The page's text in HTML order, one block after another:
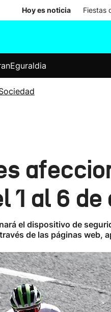
Hoy es noticia Fiestas
Eguraldia
1 al 6 de
el dispositivo de
de las páginas web,